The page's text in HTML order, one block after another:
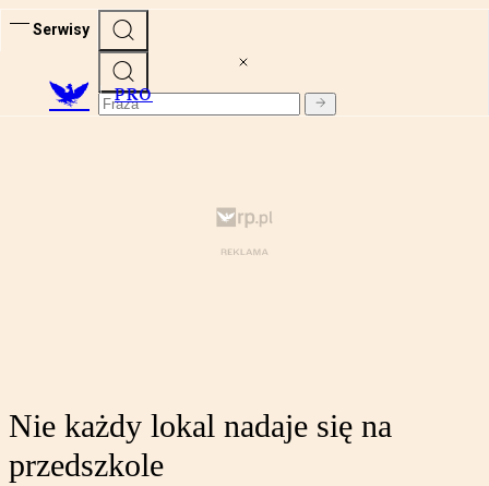
Serwisy
PRO
Nie każdy lokal nadaje się na
przedszkole